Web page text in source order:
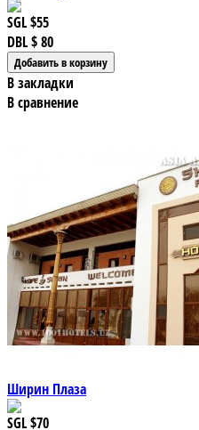
SGL$55
DBL$ 80
В закладки
В сравнение
Ширин Плаза
SGL$70